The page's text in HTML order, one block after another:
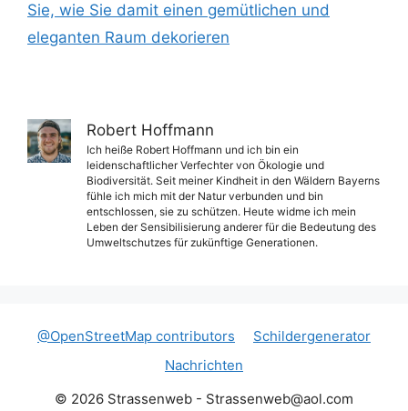
Sie, wie Sie damit einen gemütlichen und
eleganten Raum dekorieren
Robert Hoffmann
Ich heiße Robert Hoffmann und ich bin ein
leidenschaftlicher Verfechter von Ökologie und
Biodiversität. Seit meiner Kindheit in den Wäldern Bayerns
fühle ich mich mit der Natur verbunden und bin
entschlossen, sie zu schützen. Heute widme ich mein
Leben der Sensibilisierung anderer für die Bedeutung des
Umweltschutzes für zukünftige Generationen.
@OpenStreetMap contributors
Schildergenerator
Nachrichten
© 2026 Strassenweb - Strassenweb@aol.com